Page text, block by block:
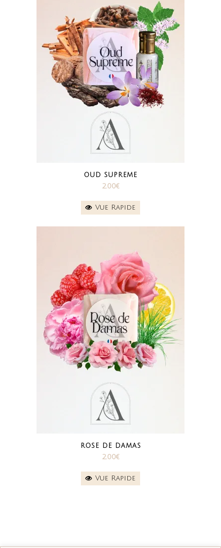
OUD SUPREME
2.00€
Vue Rapide
ROSE DE DAMAS
2.00€
Vue Rapide